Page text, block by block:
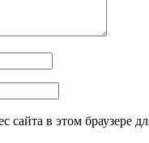
сайта в этом браузере